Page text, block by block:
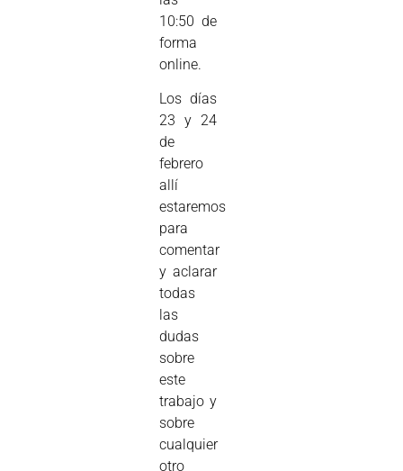
10:50 de
forma
online.
Los días
23 y 24
de
febrero
allí
estaremos
para
comentar
y aclarar
todas
las
dudas
sobre
este
trabajo y
sobre
cualquier
otro